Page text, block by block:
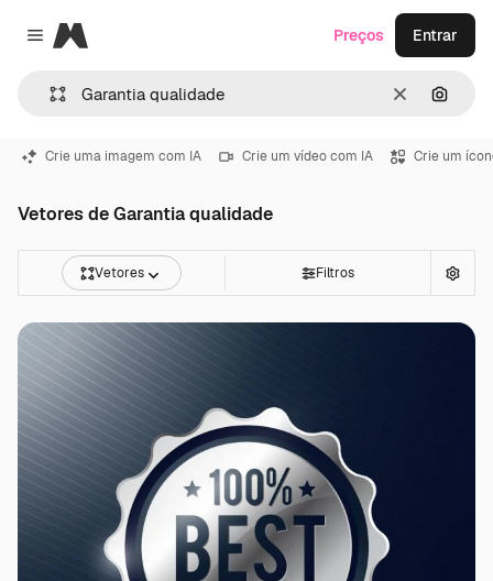
Close menu
Magnific
Limpar
Preços Entrar
Crie uma imagem com IA Crie um vídeo com IA Crie um
Vetores de Garantia qualidade
Vetores Filtros